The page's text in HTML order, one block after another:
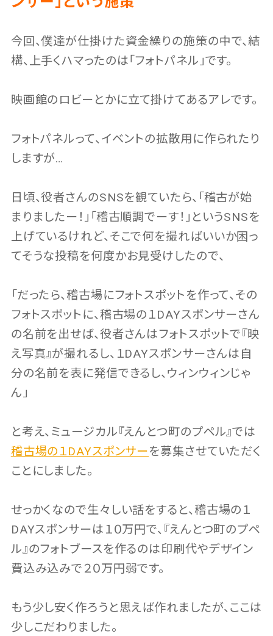
今回、僕達が仕掛けた資金繰りの施策の中で、結
構、上手くハマったのは「フォトパネル」です。
映画館のロビーとかに立て掛けてあるアレです。
フォトパネルって、イベントの拡散用に作られたり
しますが…
日頃、役者さんのSNSを観ていたら、「稽古が始
まりましたー！」「稽古順調でーす！」というSNSを
上げているけれど、そこで何を撮ればいいか困っ
てそうな投稿を何度かお見受けしたので、
「だったら、稽古場にフォトスポットを作って、その
フォトスポットに、稽古場の１DAYスポンサーさん
の名前を出せば、役者さんはフォトスポットで『映
え写真』が撮れるし、１DAYスポンサーさんは自
分の名前を表に発信できるし、ウィンウィンじゃ
ん」
と考え、ミュージカル『えんとつ町のプペル』では
稽古場の１DAYスポンサーを募集させていただく
ことにしました。
せっかくなので生々しい話をすると、稽古場の１
DAYスポンサーは１０万円で、『えんとつ町のプペ
ル』のフォトブースを作るのは印刷代やデザイン
費込み込みで２０万円弱です。
もう少し安く作ろうと思えば作れましたが、ここは
少しこだわりました。